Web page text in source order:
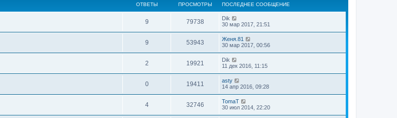
ОТВЕТЫ ПРОСМОТРЫ ПОСЛЕДНЕЕ СООБЩЕНИЕ
9 79738
Dik
30 мар 2017, 21:51
9 53943
Женя.81
30 мар 2017, 00:56
2 19921
Dik
11 дек 2016, 11:15
0 19411
asty
14 апр 2016, 09:28
4 32746
TomaT
30 июл 2014, 22:20